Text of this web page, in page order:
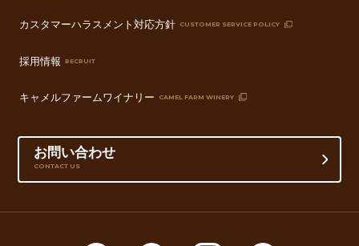
カスタマーハラスメント対応方針 CUSTOMER SERVICE POLICY
採用情報 RECRUIT
キャメルファームワイナリー CAMEL FARM WINERY
お問い合わせ
CONTACT US